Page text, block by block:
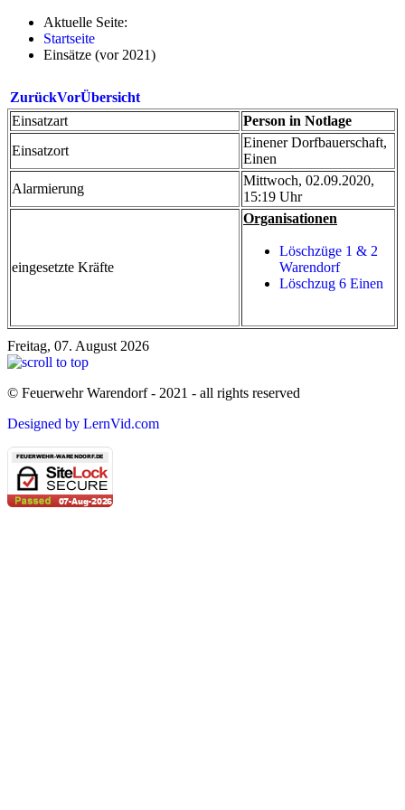
Aktuelle Seite:
Startseite
Einsätze (vor 2021)
ZurückVorÜbersicht
Einsatzart
Person in Notlage
Einsatzort
Einener Dorfbauerschaft,
Einen
Alarmierung
Mittwoch, 02.09.2020,
15:19 Uhr
eingesetzte Kräfte
Organisationen
Löschzüge 1 & 2
Warendorf
Löschzug 6 Einen
Freitag, 07. August 2026
© Feuerwehr Warendorf - 2021 - all rights reserved
Designed by LernVid.com